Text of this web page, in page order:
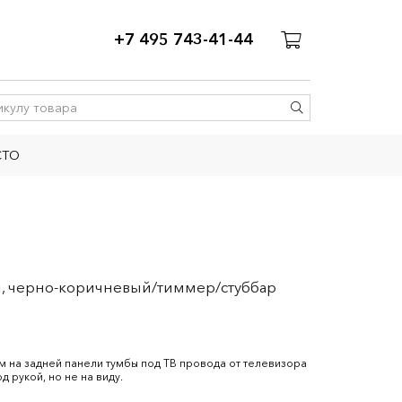
+7 495 743-41-44
черно-коричневый/тиммер/стуббар
на задней панели тумбы под ТВ провода от телевизора
рукой, но не на виду.